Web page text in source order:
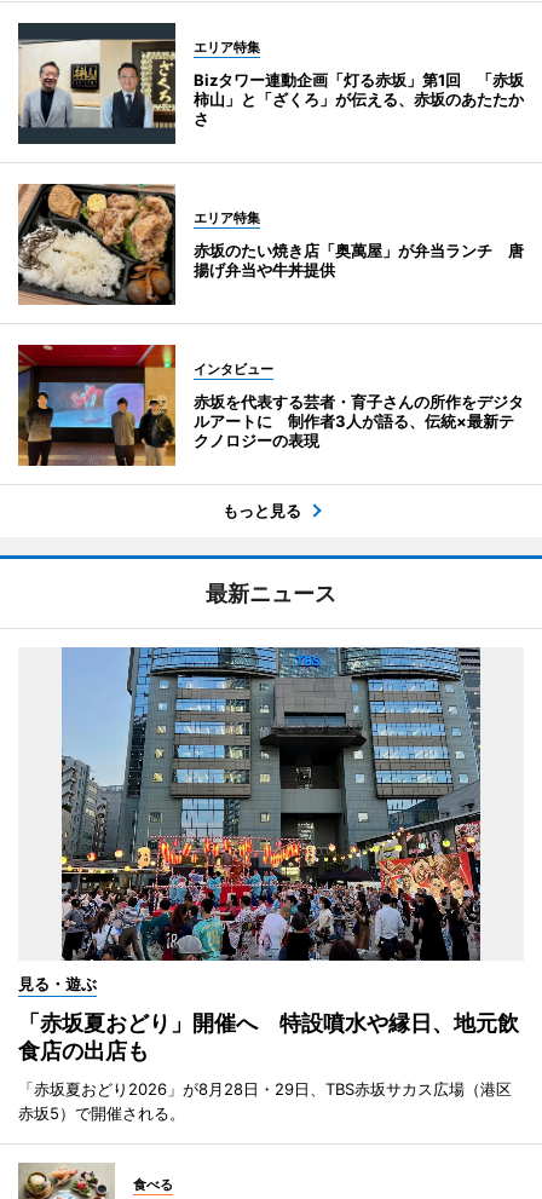
エリア特集
Bizタワー連動企画「灯る赤坂」第1回 「赤坂
柿山」と「ざくろ」が伝える、赤坂のあたたか
さ
エリア特集
赤坂のたい焼き店「奥萬屋」が弁当ランチ 唐
揚げ弁当や牛丼提供
インタビュー
赤坂を代表する芸者・育子さんの所作をデジタ
ルアートに 制作者3人が語る、伝統×最新テ
クノロジーの表現
もっと見る
最新ニュース
見る・遊ぶ
「赤坂夏おどり」開催へ 特設噴水や縁日、地元飲
食店の出店も
「赤坂夏おどり2026」が8月28日・29日、TBS赤坂サカス広場（港区
赤坂5）で開催される。
食べる